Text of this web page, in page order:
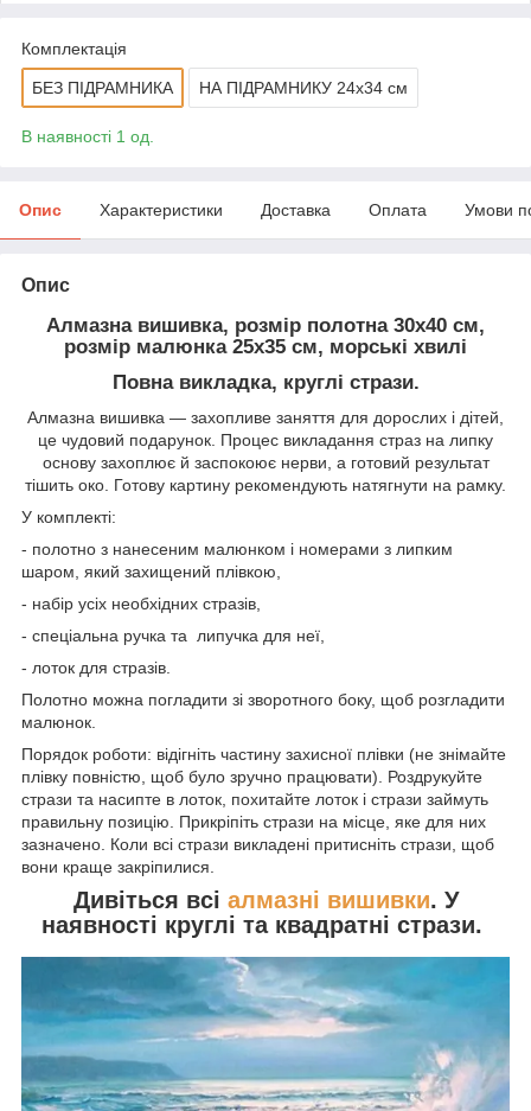
Комплектація
БЕЗ ПІДРАМНИКА НА ПІДРАМНИКУ 24х34 см
В наявності 1 од.
Опис Характеристики Доставка Оплата Умови
Опис
Алмазна вишивка, розмір полотна 30х40 см,
розмір малюнка 25х35 см, морські хвилі
Повна викладка, круглі стрази.
Алмазна вишивка — захопливе заняття для дорослих і дітей,
це чудовий подарунок. Процес викладання страз на липку
основу захоплює й заспокоює нерви, а готовий результат
тішить око. Готову картину рекомендують натягнути на рамку.
У комплекті:
- полотно з нанесеним малюнком і номерами з липким
шаром, який захищений плівкою,
- набір усіх необхідних стразів,
- спеціальна ручка та липучка для неї,
- лоток для стразів.
Полотно можна погладити зі зворотного боку, щоб розгладити
малюнок.
Порядок роботи: відігніть частину захисної плівки (не знімайте
плівку повністю, щоб було зручно працювати). Роздрукуйте
стрази та насипте в лоток, похитайте лоток і стрази займуть
правильну позицію. Прикріпіть стрази на місце, яке для них
зазначено. Коли всі стрази викладені притисніть стрази, щоб
вони краще закріпилися.
Дивіться всі алмазні вишивки. У
наявності круглі та квадратні стрази.